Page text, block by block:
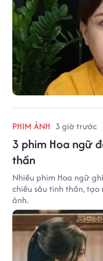
PHIM ẢNH 3 giờ trước
3 phim Hoa ngữ
thần
Nhiều phim Hoa ngữ
chiều sâu tinh thần,
ảnh.